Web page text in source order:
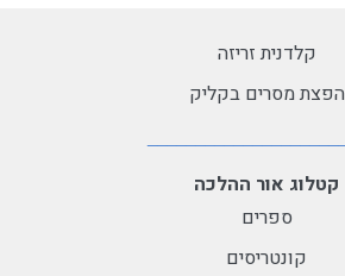
קלדנית זריזה
הפצת מסרים בקליק
קטלוג אור ההלכה
ספרים
קונטריסים